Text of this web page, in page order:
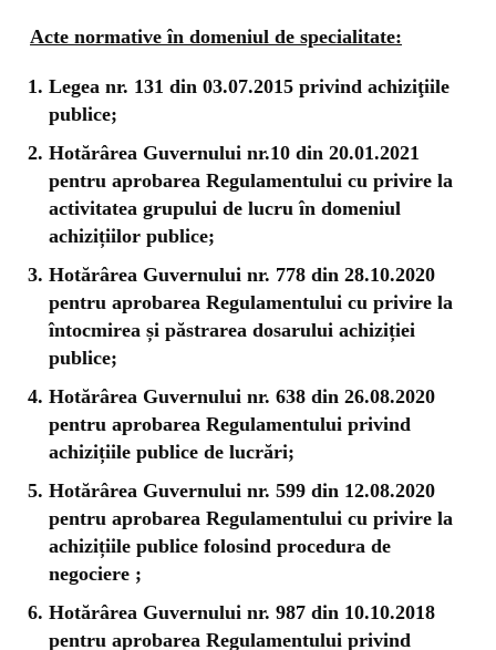
Acte normative în domeniul de specialitate:
Legea nr. 131 din 03.07.2015 privind achiziţiile
publice;
Hotărârea Guvernului nr.10 din 20.01.2021
pentru aprobarea Regulamentului cu privire la
activitatea grupului de lucru în domeniul
achizițiilor publice;
Hotărârea Guvernului nr. 778 din 28.10.2020
pentru aprobarea Regulamentului cu privire la
întocmirea și păstrarea dosarului achiziției
publice;
Hotărârea Guvernului nr. 638 din 26.08.2020
pentru aprobarea Regulamentului privind
achizițiile publice de lucrări;
Hotărârea Guvernului nr. 599 din 12.08.2020
pentru aprobarea Regulamentului cu privire la
achizițiile publice folosind procedura de
negociere ;
Hotărârea Guvernului nr. 987 din 10.10.2018
pentru aprobarea Regulamentului privind